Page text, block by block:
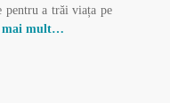
pentru a trăi viața pe
mai mult…